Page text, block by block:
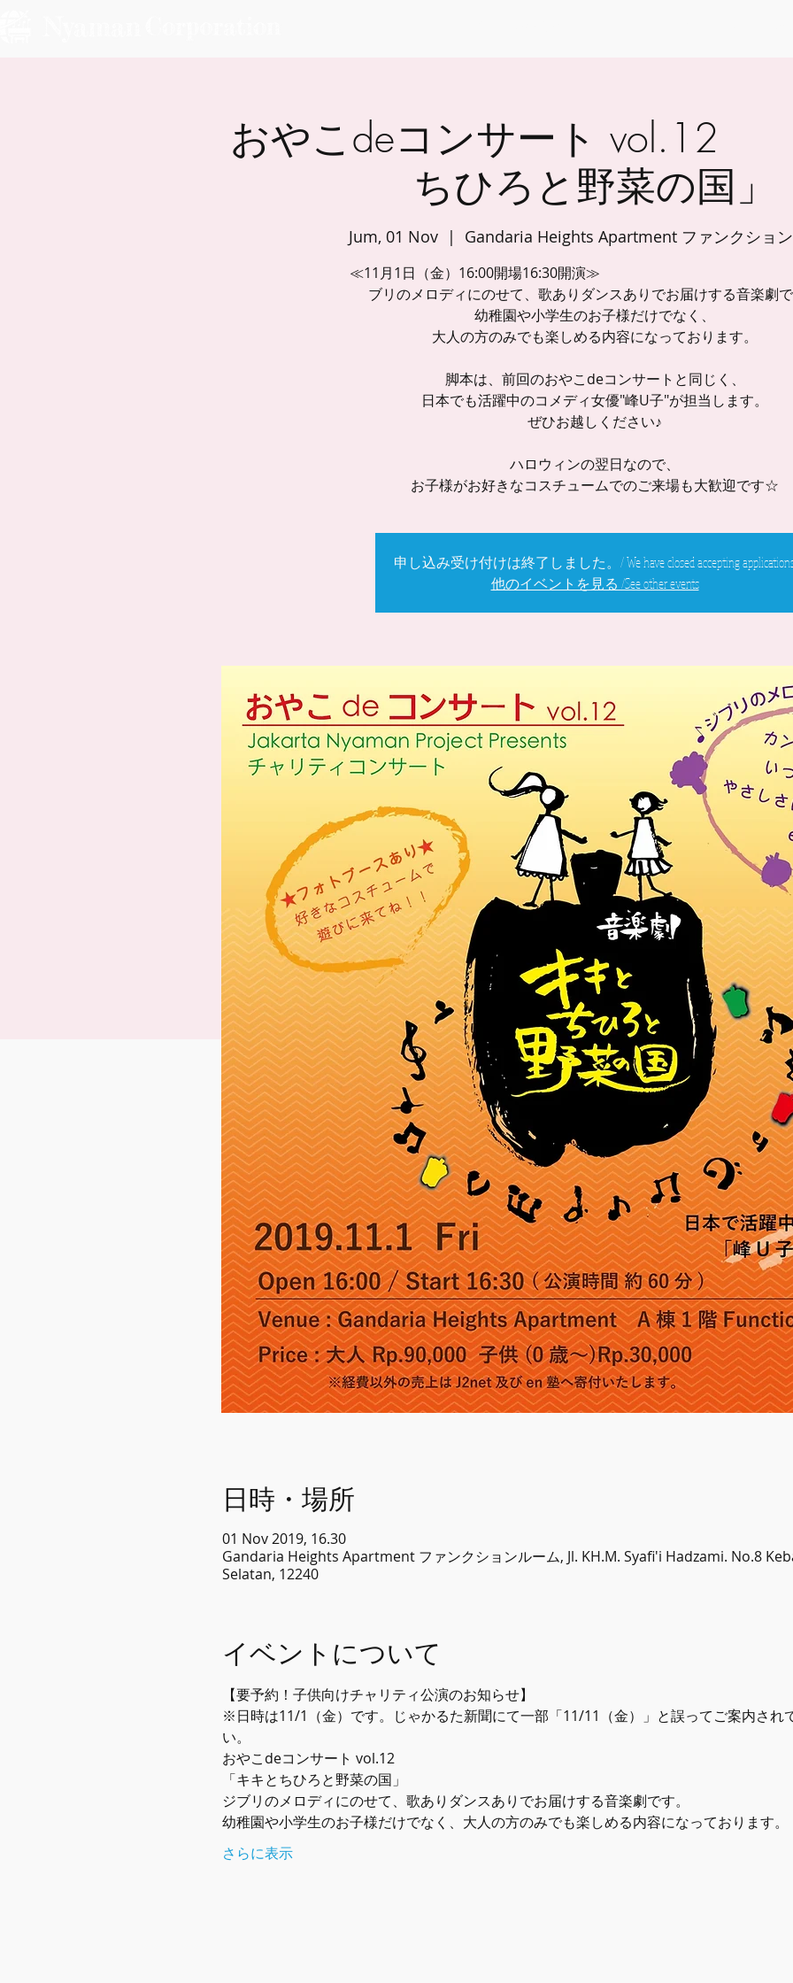
おやこdeコンサート vol.12
ちひろと野菜の国」
Jum, 01 Nov
  |
Gandaria Heights Apartment ファンクショ
≪11月1日（金）16:00開場16:30開
ブリのメロディにのせて、歌ありダンスありでお届けする音楽劇
幼稚園や小学生のお子様だけでなく、
大人の方のみでも楽しめる内容になっております。
脚本は、前回のおやこdeコンサートと同じく、
日本でも活躍中のコメディ女優"峰U子"が担当します。
ぜひお越しください♪
ハロウィンの翌日なので、
お子様がお好きなコスチュームでのご来場も大歓迎です☆
申し込み受け付けは終了しました。/ We have closed accepting
他のイベントを見る /See other events
日時・場所
01 Nov 2019, 16.30
Gandaria Heights Apartment ファンクションルーム, Jl. KH.M. Syafi'i Hadzami. No.8
Selatan, 12240
イベントについて
【要予約！子供向けチャリティ公演のお知らせ】
※日時は11/1（金）です。じゃかるた新聞にて一部「11/11（金）」と誤ってご案内され
い。
おやこdeコンサート vol.12
「キキとちひろと野菜の国」
ジブリのメロディにのせて、歌ありダンスありでお届けする音楽劇です。
幼稚園や小学生のお子様だけでなく、大人の方のみでも楽しめる内容になっております。
さらに表示